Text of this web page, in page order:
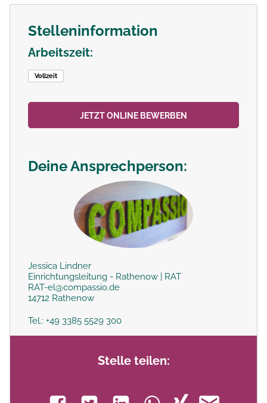
Stelleninformation
Arbeitszeit:
Vollzeit
JETZT ONLINE BEWERBEN
Deine Ansprechperson:
Jessica Lindner
Einrichtungsleitung - Rathenow | RAT
RAT-el@compassio.de
14712 Rathenow
Tel.: +49 3385 5529 300
Stelle teilen: